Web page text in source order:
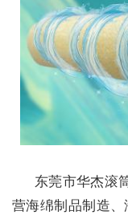
东莞市华杰滚
营海绵制品制造